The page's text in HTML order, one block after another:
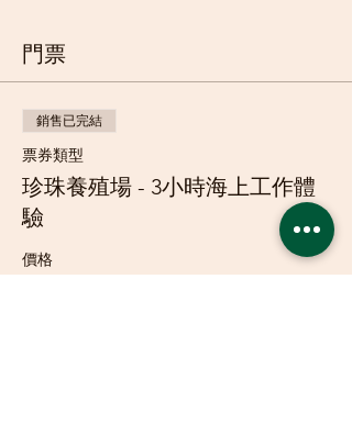
門票
銷售已完結
票券類型
珍珠養殖場 - 3小時海上工作體
驗
價格